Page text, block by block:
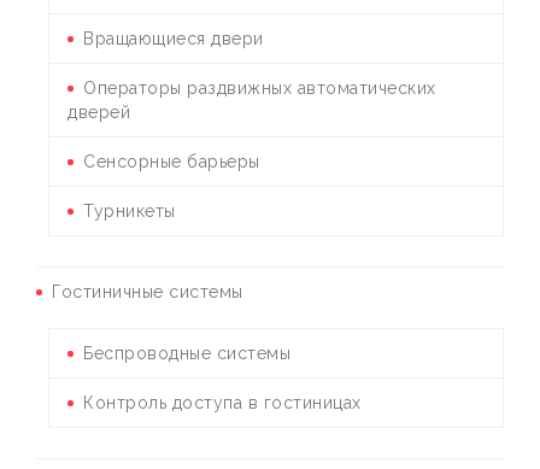
Вращающиеся двери
Операторы раздвижных автоматических
дверей
Сенсорные барьеры
Турникеты
Гостиничные системы
Беспроводные системы
Контроль доступа в гостиницах